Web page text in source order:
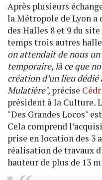
Après plusieurs
la Métropole de Lyon a
des Halles 8 et 9 du
temps trois autres
on attendait de nous
temporaire, là ce que
création d’un lieu
Mulatière", précise
président à la Culture.
"Des Grandes Locos"
Cela comprend
prise en location des 3
réalisation de travaux
hauteur de plus de 13